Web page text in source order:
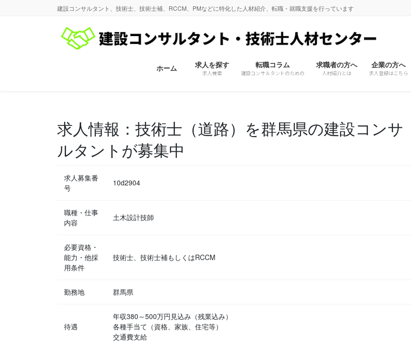
建設コンサルタント、技術士、技術士補、RCCM、PMなどに特化した人材紹介、転職・就職支援を行っています
ホーム 求人を探す
求人検索
転職コラム
建設コンサルタントのための
求職者の方へ
人材紹介とは
企業の方へ
求人登録はこちら
求人情報：技術士（道路）を群馬県の建設コンサ
ルタントが募集中
求人募集番
号
10d2904
職種・仕事
内容
土木設計技師
必要資格・
能力・他採
用条件
技術士、技術士補もしくはRCCM
勤務地 群馬県
待遇
年収380～500万円見込み（残業込み）
各種手当て（資格、家族、住宅等）
交通費支給